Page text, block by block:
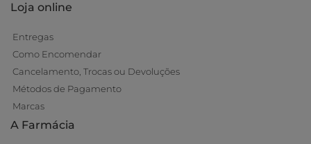
Loja online
Entregas
Como Encomendar
Cancelamento, Trocas ou Devoluções
Métodos de Pagamento
Marcas
A Farmácia